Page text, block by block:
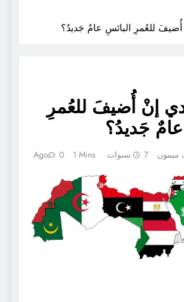
للعُمرِ البائسِ عامٌ جَديدُ؟
إنْ أُضيفَ للعُمرِ
جَديدُ؟
ميمون 7 سنوات Ago 0 1 Mins